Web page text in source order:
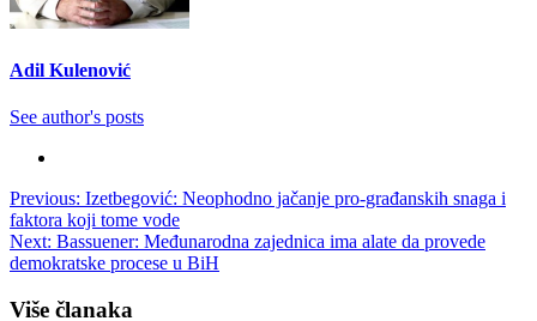
Adil Kulenović
See author's posts
Post
navigation
Previous: Izetbegović: Neophodno jačanje pro-građanskih snaga i
faktora koji tome vode
Next: Bassuener: Međunarodna zajednica ima alate da provede
demokratske procese u BiH
Više članaka